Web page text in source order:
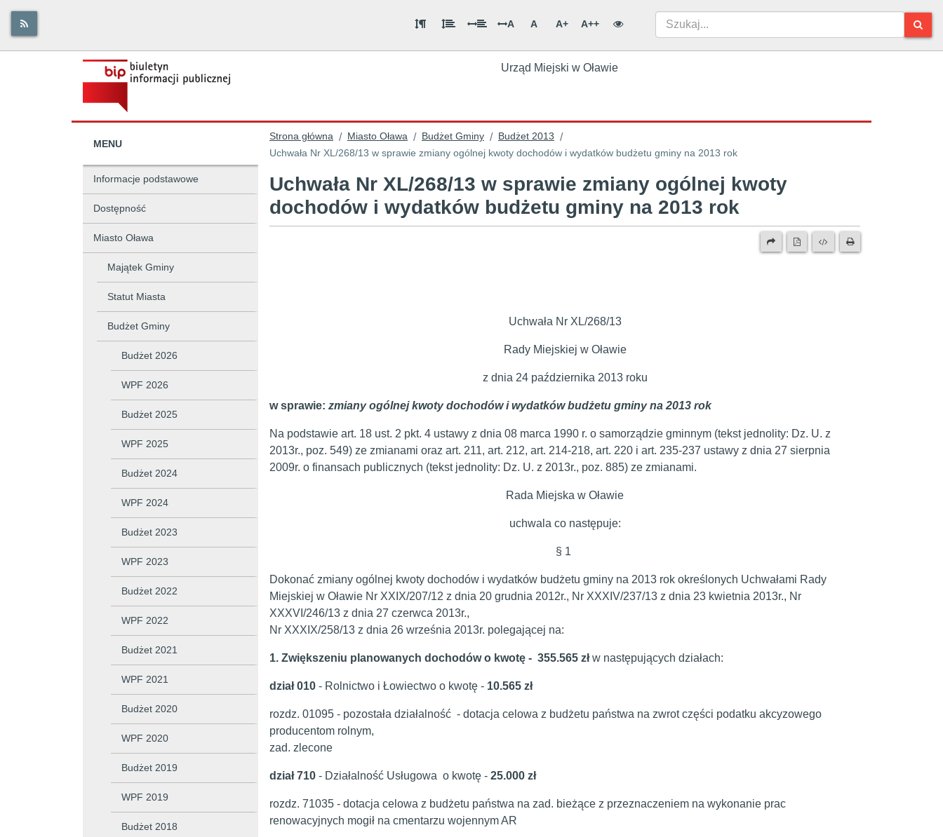
A A A+ A++
Urząd Miejski w Oławie
MENU
Informacje podstawowe
Dostępność
Miasto Oława
Majątek Gminy
Statut Miasta
Budżet Gminy
Budżet 2026
WPF 2026
Budżet 2025
WPF 2025
Budżet 2024
WPF 2024
Budżet 2023
WPF 2023
Budżet 2022
WPF 2022
Budżet 2021
WPF 2021
Budżet 2020
WPF 2020
Budżet 2019
WPF 2019
Budżet 2018
Strona główna / Miasto Oława / Budżet Gminy / Budżet 2013 /
Uchwała Nr XL/268/13 w sprawie zmiany ogólnej kwoty dochodów i wydatków budżetu gminy na 2013 rok
Uchwała Nr XL/268/13 w sprawie zmiany ogólnej kwoty
dochodów i wydatków budżetu gminy na 2013 rok
Uchwała Nr XL/268/13
Rady Miejskiej w Oławie
z dnia 24 października 2013 roku
w sprawie: zmiany ogólnej kwoty dochodów i wydatków budżetu gminy na 2013 rok
Na podstawie art. 18 ust. 2 pkt. 4 ustawy z dnia 08 marca 1990 r. o samorządzie gminnym (tekst jednolity: Dz. U. z
2013r., poz. 549) ze zmianami oraz art. 211, art. 212, art. 214-218, art. 220 i art. 235-237 ustawy z dnia 27 sierpnia
2009r. o finansach publicznych (tekst jednolity: Dz. U. z 2013r., poz. 885) ze zmianami.
Rada Miejska w Oławie
uchwala co następuje:
§ 1
Dokonać zmiany ogólnej kwoty dochodów i wydatków budżetu gminy na 2013 rok określonych Uchwałami Rady
Miejskiej w Oławie Nr XXIX/207/12 z dnia 20 grudnia 2012r., Nr XXXIV/237/13 z dnia 23 kwietnia 2013r., Nr
XXXVI/246/13 z dnia 27 czerwca 2013r.,
Nr XXXIX/258/13 z dnia 26 września 2013r. polegającej na:
1. Zwiększeniu planowanych dochodów o kwotę - 355.565 złw następujących działach:
dział 010 - Rolnictwo i Łowiectwo o kwotę - 10.565 zł
rozdz. 01095 - pozostała działalność - dotacja celowa z budżetu państwa na zwrot części podatku akcyzowego
producentom rolnym,
zad. zlecone
dział 710 - Działalność Usługowa o kwotę - 25.000 zł
rozdz. 71035 - dotacja celowa z budżetu państwa na zad. bieżące z przeznaczeniem na wykonanie prac
renowacyjnych mogił na cmentarzu wojennym AR